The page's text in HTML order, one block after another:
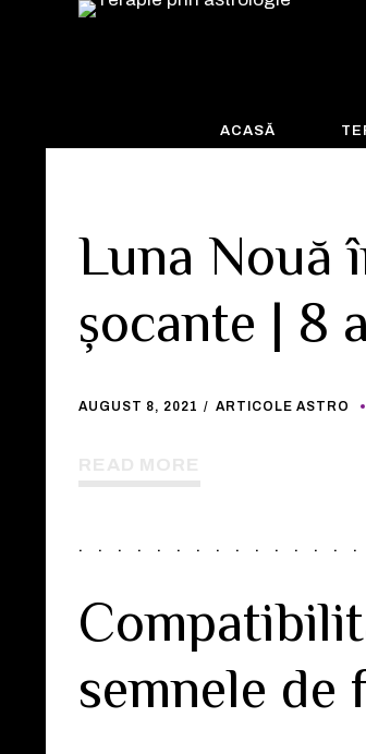
ACASĂ
Luna Nouă
șocante | 8
AUGUST 8, 2021 ARTICOLE ASTRO
semnele de